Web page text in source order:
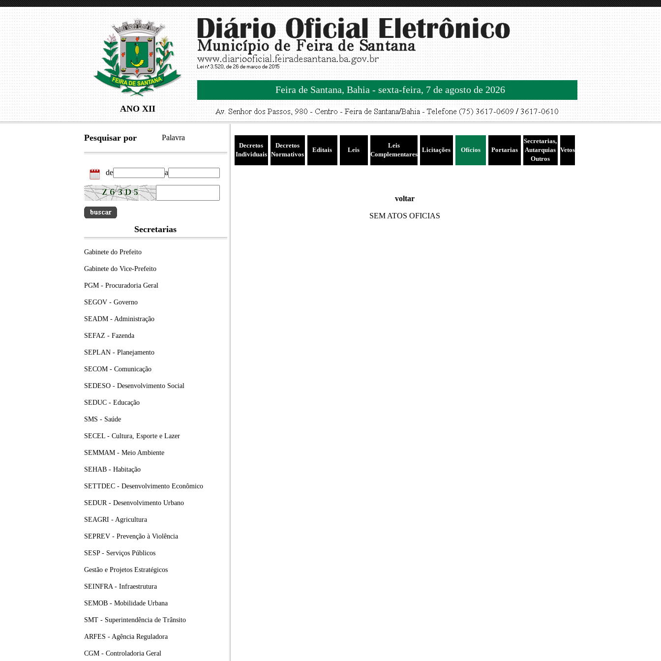
ANO XII
Feira de Santana, Bahia - sexta-feira, 7 de agosto de 2026
Pesquisar por Palavra
de a
Secretarias
Gabinete do Prefeito
Gabinete do Vice-Prefeito
PGM - Procuradoria Geral
SEGOV - Governo
SEADM - Administração
SEFAZ - Fazenda
SEPLAN - Planejamento
SECOM - Comunicação
SEDESO - Desenvolvimento Social
SEDUC - Educação
SMS - Saúde
SECEL - Cultura, Esporte e Lazer
SEMMAM - Meio Ambiente
SEHAB - Habitação
SETTDEC - Desenvolvimento Econômico
SEDUR - Desenvolvimento Urbano
SEAGRI - Agricultura
SEPREV - Prevenção à Violência
SESP - Serviços Públicos
Gestão e Projetos Estratégicos
SEINFRA - Infraestrutura
SEMOB - Mobilidade Urbana
SMT - Superintendência de Trânsito
ARFES - Agência Reguladora
CGM - Controladoria Geral
Decretos
Individuais
Decretos
Normativos
Editais Leis
Leis
Complementares
Licitações Ofícios Portarias
Secretarias,
Autarquias
Outros
Vetos
voltar
SEM ATOS OFICIAS